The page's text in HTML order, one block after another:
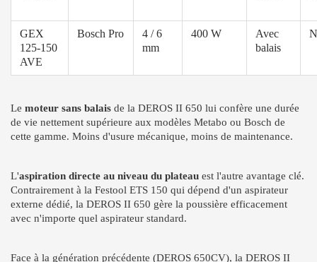
GEX
125-150
AVE
Bosch Pro
4 / 6
mm
400 W
Avec
balais
Le moteur sans balais de la DEROS II 650 lui confère une durée
de vie nettement supérieure aux modèles Metabo ou Bosch de
cette gamme. Moins d'usure mécanique, moins de maintenance.
L'aspiration directe au niveau du plateau est l'autre avantage clé.
Contrairement à la Festool ETS 150 qui dépend d'un aspirateur
externe dédié, la DEROS II 650 gère la poussière efficacement
avec n'importe quel aspirateur standard.
Face à la génération précédente (DEROS 650CV), la DEROS II